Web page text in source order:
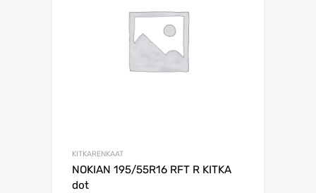
KITKARENKAAT
NOKIAN 195/55R16 RFT R KITKA
dot